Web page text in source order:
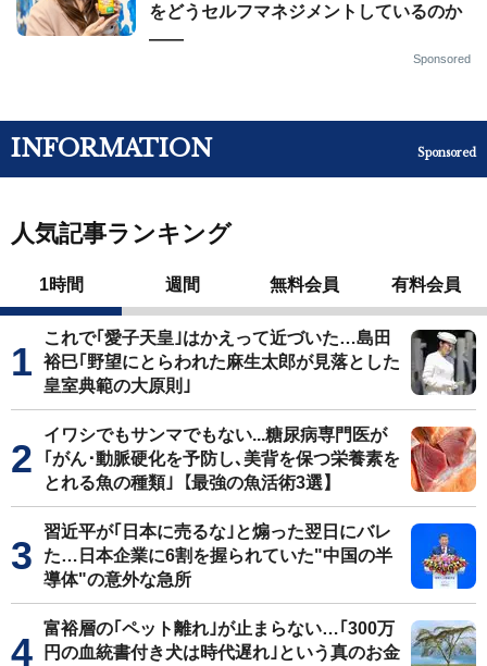
をどうセルフマネジメントしているのか
——
Sponsored
INFORMATION Sponsored
人気記事ランキング
1時間 週間 無料会員 有料会員
これで｢愛子天皇｣はかえって近づいた…島田
裕巳｢野望にとらわれた麻生太郎が見落とした
皇室典範の大原則｣
イワシでもサンマでもない...糖尿病専門医が
｢がん･動脈硬化を予防し､美背を保つ栄養素を
とれる魚の種類｣【最強の魚活術3選】
習近平が｢日本に売るな｣と煽った翌日にバレ
た…日本企業に6割を握られていた"中国の半
導体"の意外な急所
富裕層の｢ペット離れ｣が止まらない…｢300万
円の血統書付き犬は時代遅れ｣という真のお金